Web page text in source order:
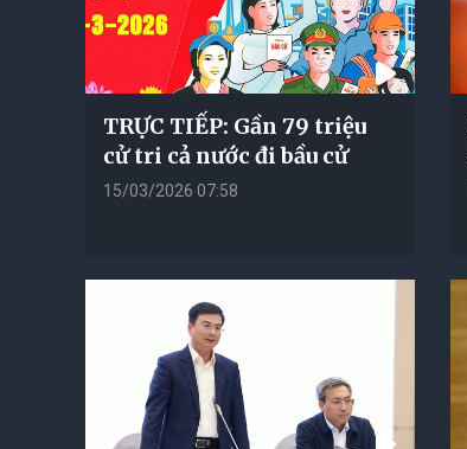
TRỰC TIẾP: Gần 79 triệu
cử tri cả nước đi bầu cử
15/03/2026 07:58